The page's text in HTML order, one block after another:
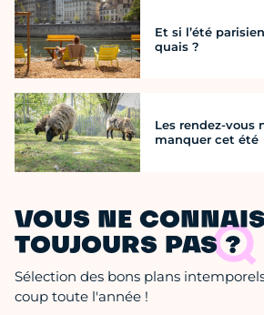
Et si l’été
quais ?
Les rendez-vous
manquer cet été
VOUS NE
TOUJOURS PAS ?
Sélection des bons plans
coup toute l'année !